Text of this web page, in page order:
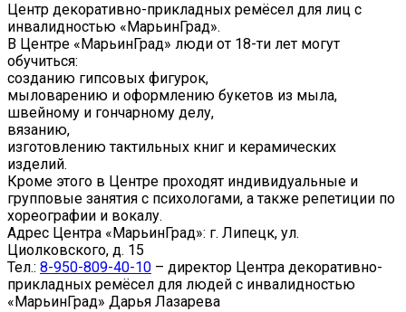
Центр декоративно-прикладных ремёсел для лиц с
инвалидностью «МарьинГрад».
В Центре «МарьинГрад» люди от 18-ти лет могут
обучиться:
созданию гипсовых фигурок,
мыловарению и оформлению букетов из мыла,
швейному и гончарному делу,
вязанию,
изготовлению тактильных книг и керамических
изделий.
Кроме этого в Центре проходят индивидуальные и
групповые занятия с психологами, а также репетиции по
хореографии и вокалу.
Адрес Центра «МарьинГрад»: г. Липецк, ул.
Циолковского, д. 15
Тел.: 8-950-809-40-10 – директор Центра декоративно-
прикладных ремёсел для людей с инвалидностью
«МарьинГрад» Дарья Лазарева